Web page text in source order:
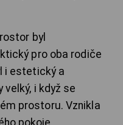
byl
pro oba rodiče
i estetický a
i když se
prostoru. Vznikla
pokoje